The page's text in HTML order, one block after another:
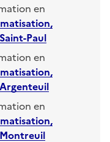
en
Saint-Paul
en
Argenteuil
en
Montreuil